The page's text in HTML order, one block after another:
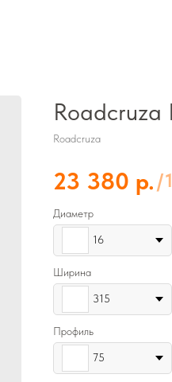
Roadcruza
Roadcruza
23 380 р. /
Диаметр
16
Ширина
315
Профиль
75